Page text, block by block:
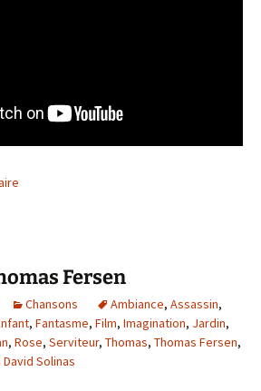
Fersen
Chansons Ambiance, Assassin,
, Fantasme, Film, Imagination, Jardin,
, Rose, Serviteur, Thomas, Thomas Fersen,
David Solinas